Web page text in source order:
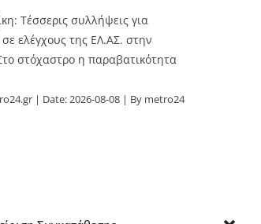
Τέσσερις συλλήψεις για
ελέγχους της ΕΛ.ΑΣ. στην
στόχαστρο η παραβατικότητα
Date: 2026-08-08 By metro24